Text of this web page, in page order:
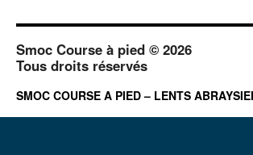
Smoc Course à pied © 2026
Tous droits réservés
SMOC COURSE A PIED – LENTS